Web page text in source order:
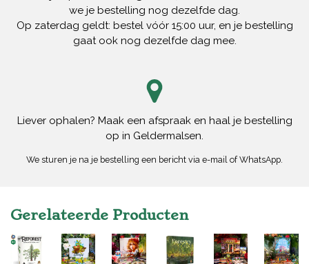
we je bestelling nog dezelfde dag.
Op zaterdag geldt: bestel vóór 15:00 uur, en je bestelling
gaat ook nog dezelfde dag mee.
Liever ophalen? Maak een afspraak en haal je bestelling
op in Geldermalsen.
We sturen je na je bestelling een bericht via e-mail of WhatsApp.
Gerelateerde Producten